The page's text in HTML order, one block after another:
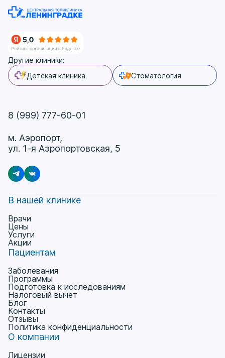
Другие клиники:
Детская клиника
Стоматология
8 (999) 777-60-01
м. Аэропорт,
ул. 1-я Аэропортовская, 5
В нашей клинике
Врачи
Цены
Услуги
Акции
Пациентам
Заболевания
Программы
Подготовка к исследованиям
Налоговый вычет
Блог
Контакты
Отзывы
Политика конфиденциальности
О компании
Лицензии